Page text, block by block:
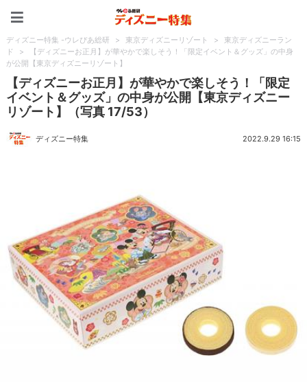
ディズニー特集 -ウレぴあ総研 > 東京ディズニーリゾート >
東京ディズニーラン
ド
>
【ディズニーお正月】が華やかで楽しそう！「限定イベント＆グッズ」の中身
が公開【東京ディズニーリゾート】
【ディズニーお正月】が華やかで楽しそう！「限定
イベント＆グッズ」の中身が公開【東京ディズニー
リゾート】（写真 17/53）
ディズニー特集 2022.9.29 16:15